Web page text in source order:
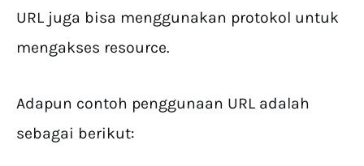
URL juga bisa menggunakan protokol untuk
mengakses resource.
Adapun contoh penggunaan URL adalah
sebagai berikut: